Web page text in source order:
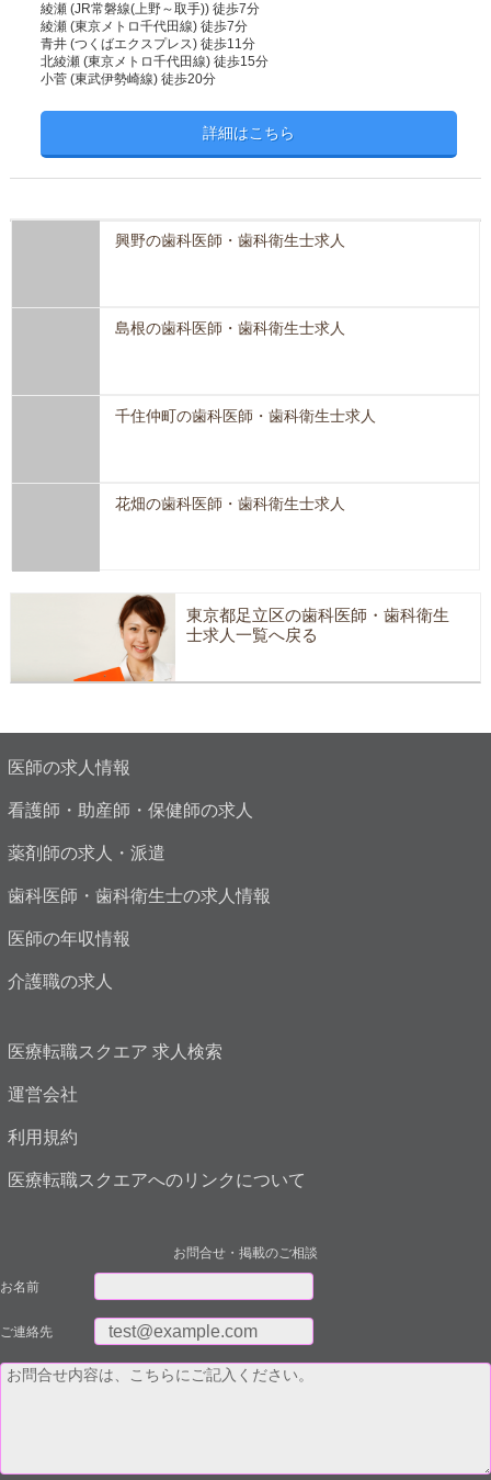
綾瀬 (JR常磐線(上野～取手)) 徒歩7分
綾瀬 (東京メトロ千代田線) 徒歩7分
青井 (つくばエクスプレス) 徒歩11分
北綾瀬 (東京メトロ千代田線) 徒歩15分
小菅 (東武伊勢崎線) 徒歩20分
詳細はこちら
興野の歯科医師・歯科衛生士求人
島根の歯科医師・歯科衛生士求人
千住仲町の歯科医師・歯科衛生士求人
花畑の歯科医師・歯科衛生士求人
東京都足立区の歯科医師・歯科衛生
士求人一覧へ戻る
医師の求人情報
看護師・助産師・保健師の求人
薬剤師の求人・派遣
歯科医師・歯科衛生士の求人情報
医師の年収情報
介護職の求人
医療転職スクエア 求人検索
運営会社
利用規約
医療転職スクエアへのリンクについて
お問合せ・掲載のご相談
お名前
ご連絡先